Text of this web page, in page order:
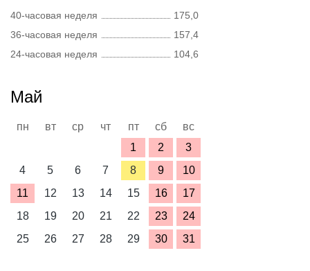
40-часовая неделя
175,0
36-часовая неделя
157,4
24-часовая неделя
104,6
Май
пн вт ср чт пт сб
вс
1
2
3
4
5 6 7 8 9
10
11
12 13 14 15 16
17
18
19 20 21 22 23
24
25
26 27 28 29 30 31